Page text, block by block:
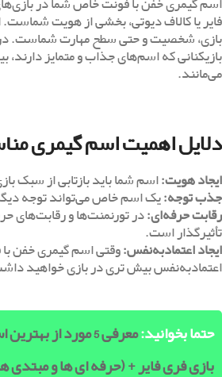
اسم گیمری خفن با فونت خاص شما در
فایر یا کالاف دیوتی، بخشی از هویت
بازی، شخصیت و حتی سطح مهارت شماست. در
بازیکنانی که اسم‌های جذاب و متمایز
می‌مانند.
دلایل اهمیت اسم گیمری
ایجاد هویت:اسم شما باید بازتابی از سبک
جذب توجه:یک اسم خاص می‌تواند توجه
رقابت حرفه‌ای:در تورنمنت‌ها و رقابت‌های
تأثیرگذار است.
ایجاد اعتمادبه‌نفس:وقتی اسم گیمری خفن
اعتمادبه‌نفس بیش تری در بازی خواهید
حتما بخوانید:
بازی فری فایر + (حرفه ای ها و مبتدی